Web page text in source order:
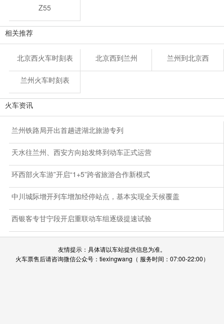
Z55
相关推荐
北京西火车时刻表 北京西到兰州 兰州到北京西
兰州火车时刻表
火车资讯
兰州铁路局开出首趟进湖北旅游专列
天水往兰州、西安方向始发终到动车正式运营
环西部火车游”开启“1+5”跨省旅游合作新模式
中川城际增开列车增加经停站点，基本实现全天候覆盖
西银客专甘宁段开启重联动车组逐级提速试验
友情提示：具体请以车站提供信息为准。
火车票售后请咨询微信公众号：tiexingwang（ 服务时间：07:00-22:00）